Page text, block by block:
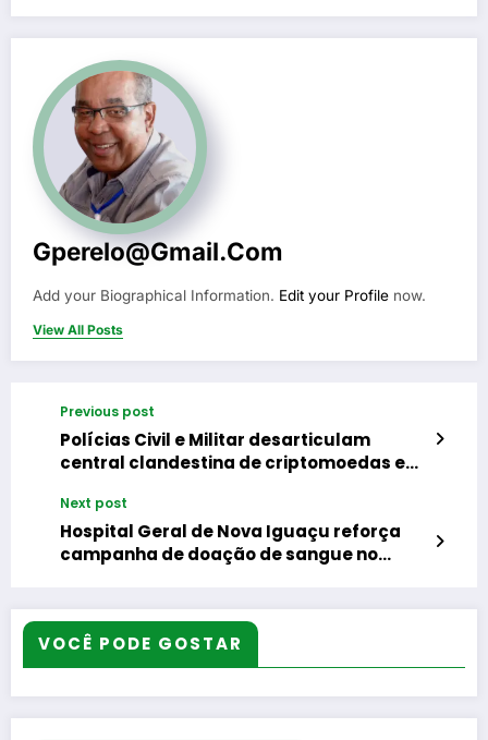
Gperelo@gmail.com
Add your Biographical Information. Edit your Profile now.
View All Posts
Previous post
Polícias Civil e Militar desarticulam
central clandestina de criptomoedas em
Next post
Hospital Geral de Nova Iguaçu reforça
campanha de doação de sangue no
VOCÊ PODE GOSTAR